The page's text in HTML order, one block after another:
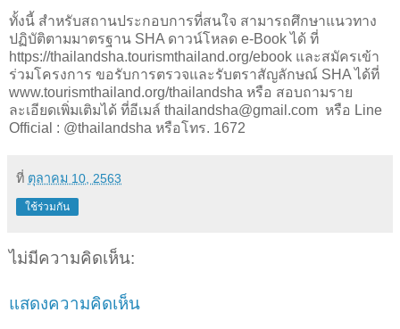
ทั้งนี้ สําหรับสถานประกอบการที่สนใจ สามารถศึกษาแนวทาง
ปฏิบัติตามมาตรฐาน SHA ดาวน์โหลด e-Bookได้ ที่
https://thailandsha.tourismthailand.org/ebook และสมัครเข้า
ร่วมโครงการ ขอรับการตรวจและรับตราสัญลักษณ์ SHAได้ที่
www.tourismthailand.org/thailandsha หรือ สอบถามราย
ละเอียดเพิ่มเติมได้ ที่อีเมล์ thailandsha@gmail.com หรือ Line
Official : @thailandsha หรือโทร. 1672
ที่ ตุลาคม 10, 2563
ใช้ร่วมกัน
ไม่มีความคิดเห็น:
แสดงความคิดเห็น